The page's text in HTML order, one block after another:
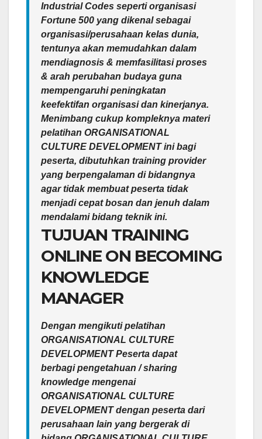
Industrial Codes seperti organisasi
Fortune 500 yang dikenal sebagai
organisasi/perusahaan kelas dunia,
tentunya akan memudahkan dalam
mendiagnosis & memfasilitasi proses
& arah perubahan budaya guna
mempengaruhi peningkatan
keefektifan organisasi dan kinerjanya.
Menimbang cukup kompleknya materi
pelatihan ORGANISATIONAL
CULTURE DEVELOPMENT ini bagi
peserta, dibutuhkan training provider
yang berpengalaman di bidangnya
agar tidak membuat peserta tidak
menjadi cepat bosan dan jenuh dalam
mendalami bidang teknik ini.
TUJUAN TRAINING
ONLINE ON BECOMING
KNOWLEDGE
MANAGER
Dengan mengikuti pelatihan
ORGANISATIONAL CULTURE
DEVELOPMENT Peserta dapat
berbagi pengetahuan / sharing
knowledge mengenai
ORGANISATIONAL CULTURE
DEVELOPMENT dengan peserta dari
perusahaan lain yang bergerak di